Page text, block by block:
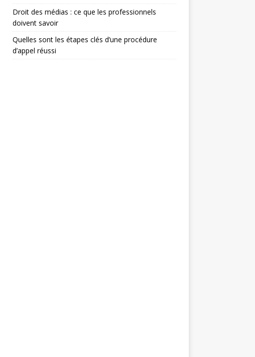
Droit des médias : ce que les professionnels
doivent savoir
Quelles sont les étapes clés d’une procédure
d’appel réussi